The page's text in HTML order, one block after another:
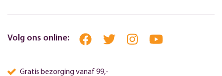
Volg ons online:
Gratis bezorging vanaf 99,-